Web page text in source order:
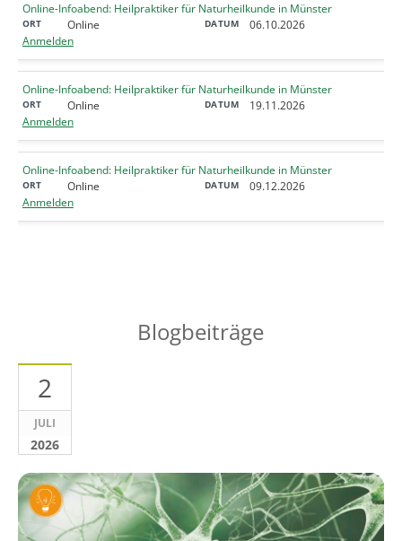
Online-Infoabend: Heilpraktiker für Naturheilkunde in Münster
Online
06.10.2026
Anmelden
Online-Infoabend: Heilpraktiker für Naturheilkunde in Münster
Online
19.11.2026
Anmelden
Online-Infoabend: Heilpraktiker für Naturheilkunde in Münster
Online
09.12.2026
Anmelden
Blogbeiträge
2
JULI
2026